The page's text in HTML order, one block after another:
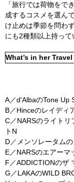
「旅行では荷物をで
成するコスメを選ん
け止めは季節を問わ
にも2種類以上持って
What’s in her
A／d'AlbaのTone Up
B／Hinceのレイデ
C／NARSのライト
トN
D／メンソレータム
E／NARSのエアーマ
F／ADDICTIONのザ
G／LAKAのWILD